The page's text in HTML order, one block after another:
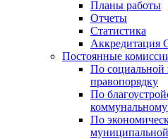
Планы работы
Отчеты
Статистика
Постоянные
По социальной
правопорядку
По
коммунальному
По